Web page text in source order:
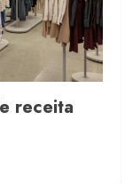
receita